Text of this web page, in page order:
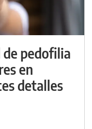
pedofilia
en
detalles